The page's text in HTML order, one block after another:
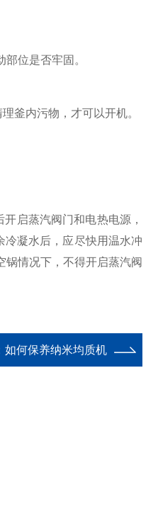
位是否牢固。
釜内污物，才可以开机。
启蒸汽阀门和电热电源，
冷凝水后，应尽快用温水冲
锅情况下，不得开启蒸汽阀
如何保养纳米均质机